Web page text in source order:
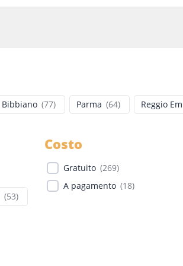
Bibbiano (77) Parma (64) Reggio
(53)
Costo
Gratuito (269)
A pagamento (18)